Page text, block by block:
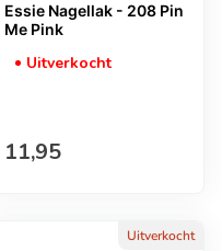
Essie Nagellak - 208 Pin
Me Pink
Uitverkocht
Normale prijs
11,95
Uitverkocht